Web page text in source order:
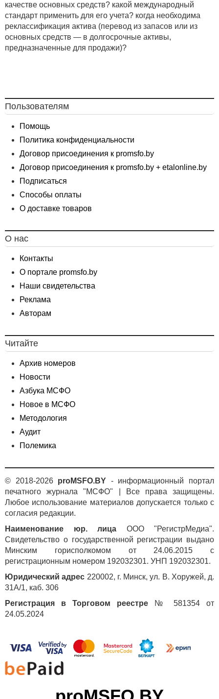
качестве основных средств? какой международный
стандарт применить для его учета? когда необходима
реклассификация актива (перевод из запасов или из
основных средств — в долгосрочные активы,
предназначенные для продажи)?
Пользователям
Помощь
Политика конфиденциальности
Договор присоединения к promsfo.by
Договор присоединения к promsfo.by + etalonline.by
Подписаться
Способы оплаты
О доставке товаров
О нас
Контакты
О портале promsfo.by
Наши свидетельства
Реклама
Авторам
Читайте
Архив номеров
Новости
Азбука МСФО
Новое в МСФО
Методология
Аудит
Полемика
© 2018-2026 proMSFO.BY - информационный портал
печатного журнала "МСФО" | Все права защищены.
Любое использование материалов допускается только с
согласия редакции.
Наименование юр. лица ООО "РегистрМедиа".
Свидетельство о государственной регистрации выдано
Минским горисполкомом от 24.06.2015 с
регистрационным номером 192032301. УНП 192032301.
Юридический адрес 220002, г. Минск, ул. В. Хоружей, д.
31А/1, каб. 306
Регистрация в Торговом реестре № 581354 от
24.05.2024